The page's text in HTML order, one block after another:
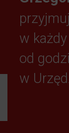
w
od
w